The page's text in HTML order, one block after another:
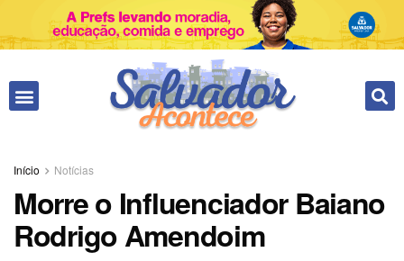
Início Notícias
Morre o Influenciador Baiano
Rodrigo Amendoim